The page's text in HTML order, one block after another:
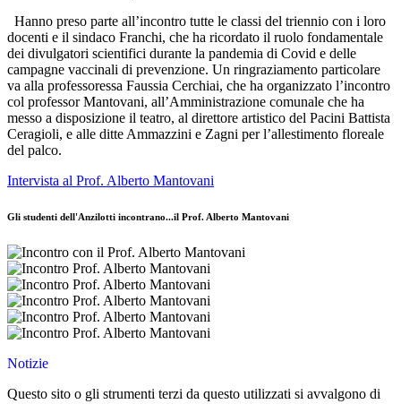
Hanno preso parte all’incontro tutte le classi del triennio con i loro
docenti e il sindaco Franchi, che ha ricordato il ruolo fondamentale
dei divulgatori scientifici durante la pandemia di Covid e delle
campagne vaccinali di prevenzione. Un ringraziamento particolare
va alla professoressa Faussia Cerchiai, che ha organizzato l’incontro
col professor Mantovani, all’Amministrazione comunale che ha
messo a disposizione il teatro, al direttore artistico del Pacini Battista
Ceragioli, e alle ditte Ammazzini e Zagni per l’allestimento floreale
del palco.
Intervista al Prof. Alberto Mantovani
Gli studenti dell'Anzilotti incontrano...il Prof. Alberto Mantovani
Notizie
Questo sito o gli strumenti terzi da questo utilizzati si avvalgono di